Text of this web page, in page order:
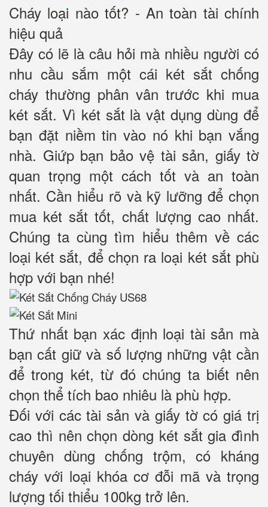
Cháy loại nào tốt? - An toàn tài chính
hiệu quả
Đây có lẽ là câu hỏi mà nhiều người có
nhu cầu sắm một cái két sắt chống
cháy thường phân vân trước khi mua
két sắt. Vì két sắt là vật dụng dùng để
bạn đặt niềm tin vào nó khi bạn vắng
nhà. Giứp bạn bảo vệ tài sản, giấy tờ
quan trọng một cách tốt và an toàn
nhất. Cần hiểu rõ và kỹ lưỡng để chọn
mua két sắt tốt, chất lượng cao nhất.
Chúng ta cùng tìm hiểu thêm về các
loại két sắt, để chọn ra loại két sắt phù
hợp với bạn nhé!
Thứ nhất bạn xác định loại tài sản mà
bạn cất giữ và số lượng những vật cần
để trong két, từ đó chúng ta biết nên
chọn thể tích bao nhiêu là phù hợp.
Đối với các tài sản và giấy tờ có giá trị
cao thì nên chọn dòng két sắt gia đình
chuyên dùng chống trộm, có kháng
cháy với loại khóa cơ đỗi mã và trọng
lượng tối thiểu 100kg trở lên.